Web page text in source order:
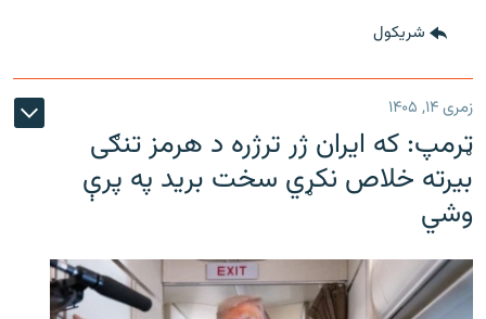
شريکول
زمری ۱۴, ۱۴۰۵
ټرمپ: که ایران ژر ترژره د هرمز تنګی
بیرته خلاص نکړي سخت برید په پرې
وشي